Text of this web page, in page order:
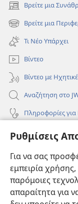
Ρυθμίσεις
Για να σας
εμπειρία
παρόμοιες
απαραίτητα για
Βρείτε μια
(ανοίγει
νέο
παράθυρο)
Βρείτε μια
(ανοίγει
νέο
παράθυρο)
Τι Νέο Υπάρχει
Βίντεο
Βίντεο με
Αναζήτηση στο
Πληροφορίες για
Πληροφορίες για
Συνεισφορές
(ανοίγει
παράθυρο)ΔΙΑΔΙΚΤΥΑΚΗ